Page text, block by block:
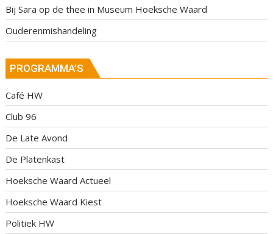
Bij Sara op de thee in Museum Hoeksche Waard
Ouderenmishandeling
PROGRAMMA’S
Café HW
Club 96
De Late Avond
De Platenkast
Hoeksche Waard Actueel
Hoeksche Waard Kiest
Politiek HW